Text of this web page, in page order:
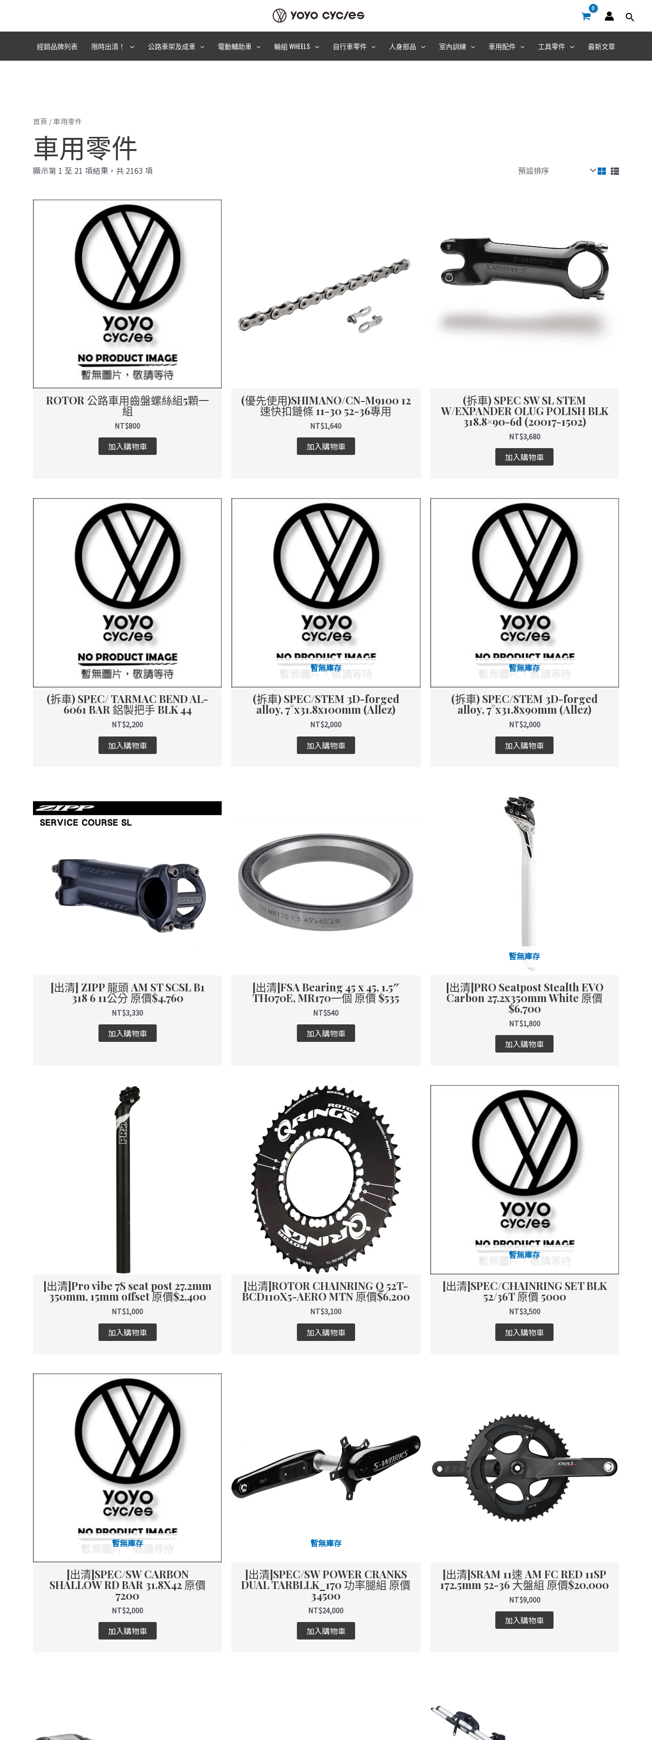
主
經銷品牌列表 限時出清！ 公路車架及成車 電動輔助車 輪組 WHEELS 自行車零件 人身部品 室內訓練 車用配件 工具零件 最新文章
首頁 / 車用零件
車用零件
顯示第 1 至 21 項結果，共 2163 項
ROTOR 公路車用齒盤螺絲組5顆一
組
NT$800
加入購物車
(優先使用)SHIMANO/CN-M9100 12
速快扣鏈條 11-30 52-36專用
NT$1,640
加入購物車
(拆車) SPEC SW SL STEM
W/EXPANDER OLUG POLISH BLK
318.8×90-6d (20017-1502)
NT$3,680
加入購物車
(拆車) SPEC/ TARMAC BEND AL-
6061 BAR 鋁製把手 BLK 44
NT$2,200
加入購物車
暫無庫存
(拆車) SPEC/STEM 3D-forged
alloy, 7°x31.8x100mm (Allez)
NT$2,000
加入購物車
暫無庫存
(拆車) SPEC/STEM 3D-forged
alloy, 7°x31.8x90mm (Allez)
NT$2,000
加入購物車
[出清] ZIPP 龍頭 AM ST SCSL B1
318 6 11公分 原價$4,760
NT$3,330
加入購物車
[出清]FSA Bearing 45 x 45, 1.5″
TH070E, MR170一個 原價 $535
NT$540
加入購物車
暫無庫存
[出清]PRO Seatpost Stealth EVO
Carbon 27.2x350mm White 原價
$6,700
NT$1,800
加入購物車
[出清]Pro vibe 7S seat post 27.2mm
350mm, 15mm offset 原價$2,400
NT$1,000
加入購物車
[出清]ROTOR CHAINRING Q 52T-
BCD110X5-AERO MTN 原價$6,200
NT$3,100
加入購物車
暫無庫存
[出清]SPEC/CHAINRING SET BLK
52/36T 原價 5000
NT$3,500
加入購物車
暫無庫存
[出清]SPEC/SW CARBON
SHALLOW RD BAR 31.8X42 原價
7200
NT$2,000
加入購物車
暫無庫存
[出清]SPEC/SW POWER CRANKS
DUAL TARBLLK_170 功率腿組 原價
34500
NT$24,000
加入購物車
[出清]SRAM 11速 AM FC RED 11SP
172.5mm 52-36 大盤組 原價$20,000
NT$9,000
加入購物車